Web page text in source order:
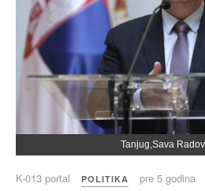
Tanjug,Sava
K-013 portal POLITIKA pre 5 godina